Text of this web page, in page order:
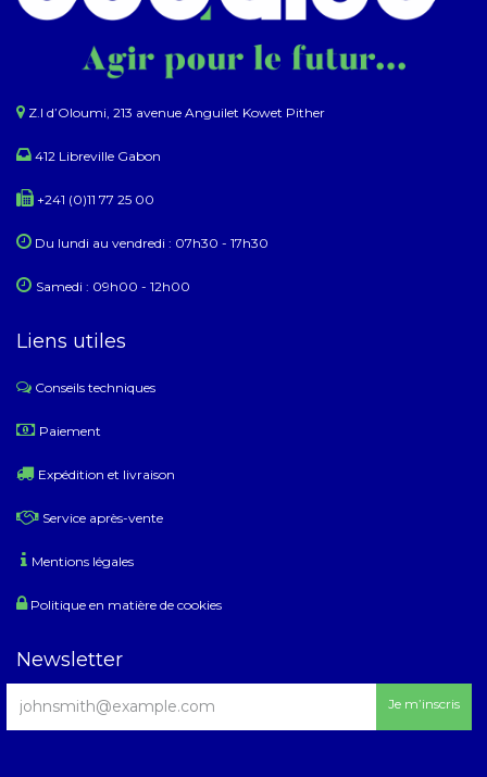
Z.I d’Oloumi, 213 avenue Anguilet Kowet Pither​
412 Libreville Gabon
+241 (0)11 77 25 00
Du lundi au ​​vendredi : 07h30 - 17h30
Samedi : 09h00 - 12h00
Liens utiles
Conseils techniques
​ Paiement
Expédition et livraison
Service après-vente
Mentions légales
Politique en matière de cookies
Newsletter
Je m’inscris